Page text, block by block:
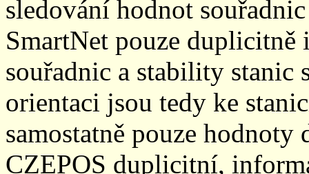
sledování hodnot
SmartNet pouze
souřadnic a stability stanic
orientaci jsou tedy ke
samostatně pouze
CZEPOS duplicitní,